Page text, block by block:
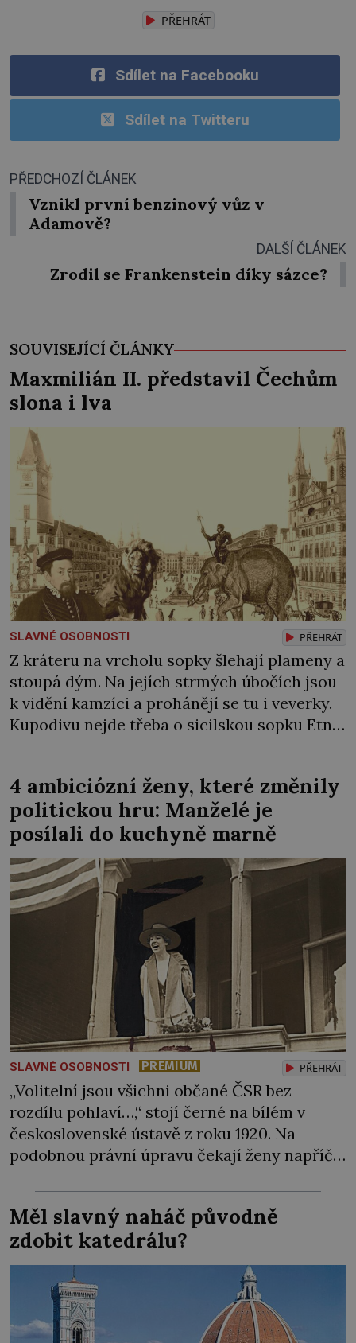
PŘEHRÁT
Sdílet na Facebooku
Sdílet na Twitteru
PŘEDCHOZÍ ČLÁNEK
Vznikl první benzinový vůz v
Adamově?
DALŠÍ ČLÁNEK
Zrodil se Frankenstein díky sázce?
SOUVISEJÍCÍ ČLÁNKY
Maxmilián II. představil Čechům
slona i lva
SLAVNÉ OSOBNOSTI PŘEHRÁT
Z kráteru na vrcholu sopky šlehají plameny a
stoupá dým. Na jejích strmých úbočích jsou
k vidění kamzíci a prohánějí se tu i veverky.
Kupodivu nejde třeba o sicilskou sopku Etnu,
1570 zde císař Maxmilián II. pořádá velkolepé
slavnosti, při kterých Pražané vůbec poprvé
spatří také živého slona […]
4 ambiciózní ženy, které změnily
politickou hru: Manželé je
posílali do kuchyně marně
SLAVNÉ OSOBNOSTI PREMIUM PŘEHRÁT
„Volitelní jsou všichni občané ČSR bez
rozdílu pohlaví…,“ stojí černé na bílém v
československé ústavě z roku 1920. Na
podobnou právní úpravu čekají ženy napříč
bojují… Politikaření bylo po dlouhá staletí
výsadou mužů. Samozřejmě, že se v průběhu
dějin čas od času objevila nějaká velká
panovnice, ale daly […]
Měl slavný naháč původně
zdobit katedrálu?